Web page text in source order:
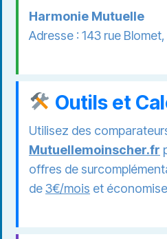
Harmonie Mutuelle
Adresse : 143 rue Blomet,
Outils et
Utilisez des
Mutuellemoinscher.fr
offres de
de3€/mois et